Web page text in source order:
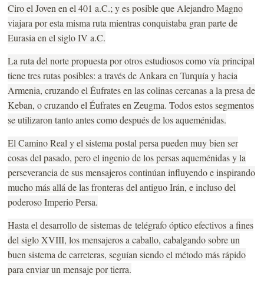
Ciro el Joven en el 401 a.C.; y es posible que Alejandro Magno
viajara por esta misma ruta mientras conquistaba gran parte de
Eurasia en el siglo IV a.C.
La ruta del norte propuesta por otros estudiosos como vía principal
tiene tres rutas posibles: a través de Ankara en Turquía y hacia
Armenia, cruzando el Éufrates en las colinas cercanas a la presa de
Keban, o cruzando el Éufrates en Zeugma. Todos estos segmentos
se utilizaron tanto antes como después de los aqueménidas.
El Camino Real y el sistema postal persa pueden muy bien ser
cosas del pasado, pero el ingenio de los persas aqueménidas y la
perseverancia de sus mensajeros continúan influyendo e inspirando
mucho más allá de las fronteras del antiguo Irán, e incluso del
poderoso Imperio Persa.
Hasta el desarrollo de sistemas detelégrafo óptico efectivos a fines
del siglo XVIII, los mensajeros a caballo, cabalgando sobre un
buen sistema de carreteras, seguían siendo el método más rápido
para enviar un mensaje por tierra.